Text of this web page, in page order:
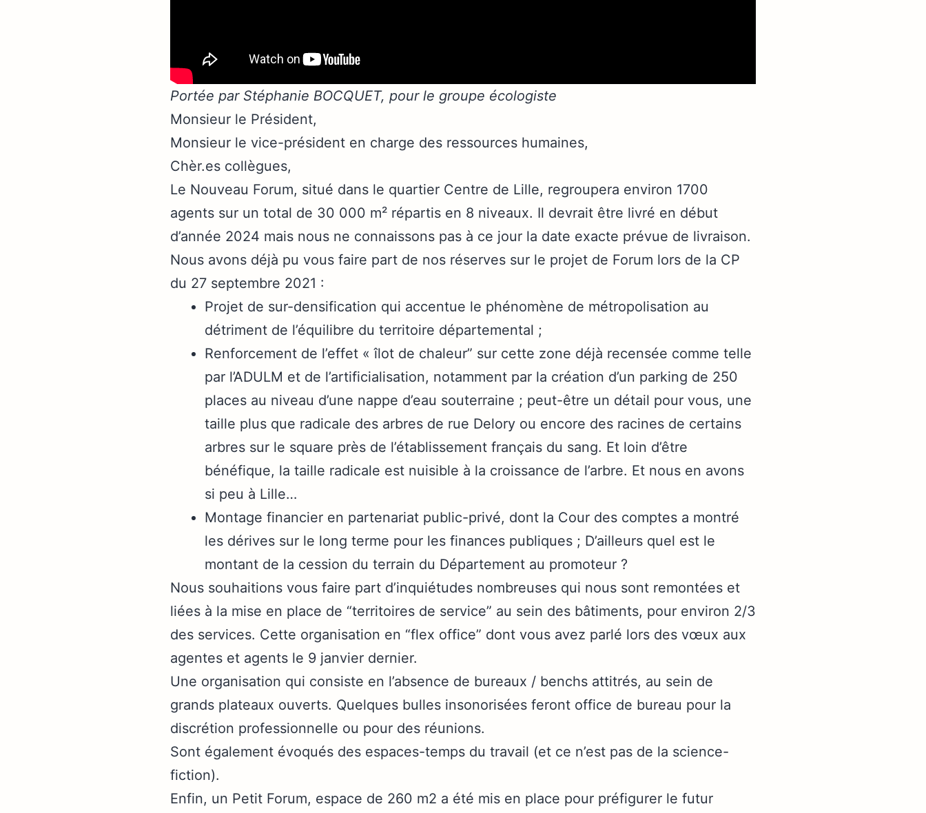
Portée par Stéphanie BOCQUET, pour le groupe écologiste
Monsieur le Président,
Monsieur le vice-président en charge des ressources humaines,
Chèr.es collègues,
Le Nouveau Forum, situé dans le quartier Centre de Lille, regroupera environ 1700
agents sur un total de 30 000 m² répartis en 8 niveaux. Il devrait être livré en début
d’année 2024 mais nous ne connaissons pas à ce jour la date exacte prévue de livraison.
Nous avons déjà pu vous faire part de nos réserves sur le projet de Forum lors de la CP
du 27 septembre 2021 :
Projet de sur-densification qui accentue le phénomène de métropolisation au
détriment de l’équilibre du territoire départemental ;
Renforcement de l’effet « îlot de chaleur” sur cette zone déjà recensée comme telle
par l’ADULM et de l’artificialisation, notamment par la création d’un parking de 250
places au niveau d’une nappe d’eau souterraine ; peut-être un détail pour vous, une
taille plus que radicale des arbres de rue Delory ou encore des racines de certains
arbres sur le square près de l’établissement français du sang. Et loin d’être
bénéfique, la taille radicale est nuisible à la croissance de l’arbre. Et nous en avons
si peu à Lille…
Montage financier en partenariat public-privé, dont la Cour des comptes a montré
les dérives sur le long terme pour les finances publiques ; D’ailleurs quel est le
montant de la cession du terrain du Département au promoteur ?
Nous souhaitions vous faire part d’inquiétudes nombreuses qui nous sont remontées et
liées à la mise en place de “territoires de service” au sein des bâtiments, pour environ 2/3
des services. Cette organisation en “flex office” dont vous avez parlé lors des vœux aux
agentes et agents le 9 janvier dernier.
Une organisation qui consiste en l’absence de bureaux / benchs attitrés, au sein de
grands plateaux ouverts. Quelques bulles insonorisées feront office de bureau pour la
discrétion professionnelle ou pour des réunions.
Sont également évoqués des espaces-temps du travail (et ce n’est pas de la science-
fiction).
Enfin, un Petit Forum, espace de 260 m2 a été mis en place pour préfigurer le futur